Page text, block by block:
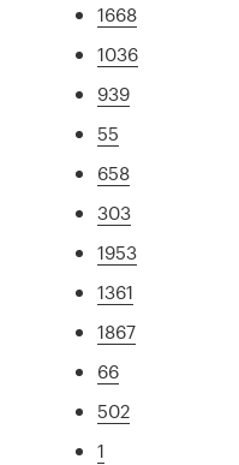
1668
1036
939
55
658
303
1953
1361
1867
66
502
1